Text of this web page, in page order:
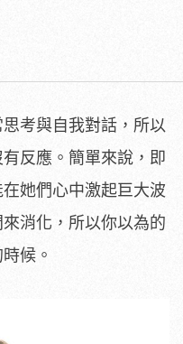
考與自我對話，所以
反應。簡單來說，即
她們心中激起巨大波
消化，所以你以為的
候。